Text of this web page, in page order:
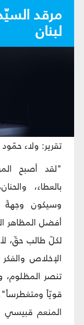
مرقد
لبنان
تقرير: ولاء حمّود
"لقد أصبح
بالعطاء،
وسيكون وجهةً
أفضل المظاهر
لكلّ طالب حقّ،
الإخلاص
تنصر
قويّاً
المنعم قبيسي